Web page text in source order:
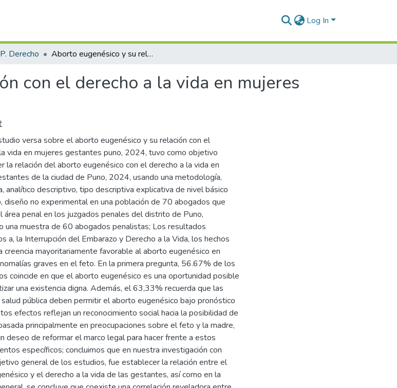
Log In
Derecho Aborto eugenésico y su relación con el derecho a la vida en mujeres gestantes Puno, 2024
con el derecho a la vida en mujeres
versa sobre el aborto eugenésico y su relación con el
vida en mujeres gestantes puno, 2024, tuvo como objetivo
la relación del aborto eugenésico con el derecho a la vida en
de la ciudad de Puno, 2024, usando una metodología,
analítico descriptivo, tipo descriptiva explicativa de nivel básico
diseño no experimental en una población de 70 abogados que
área penal en los juzgados penales del distrito de Puno,
una muestra de 60 abogados penalistas; Los resultados
a, la Interrupción del Embarazo y Derecho a la Vida, los hechos
creencia mayoritariamente favorable al aborto eugenésico en
graves en el feto. En la primera pregunta, 56.67% de los
coincide en que el aborto eugenésico es una oportunidad posible
una existencia digna. Además, el 63,33% recuerda que las
pública deben permitir el aborto eugenésico bajo pronóstico
efectos reflejan un reconocimiento social hacia la posibilidad de
principalmente en preocupaciones sobre el feto y la madre,
deseo de reformar el marco legal para hacer frente a estos
específicos; concluimos que en nuestra investigación con
general de los estudios, fue establecer la relación entre el
y el derecho a la vida de las gestantes, así como en la